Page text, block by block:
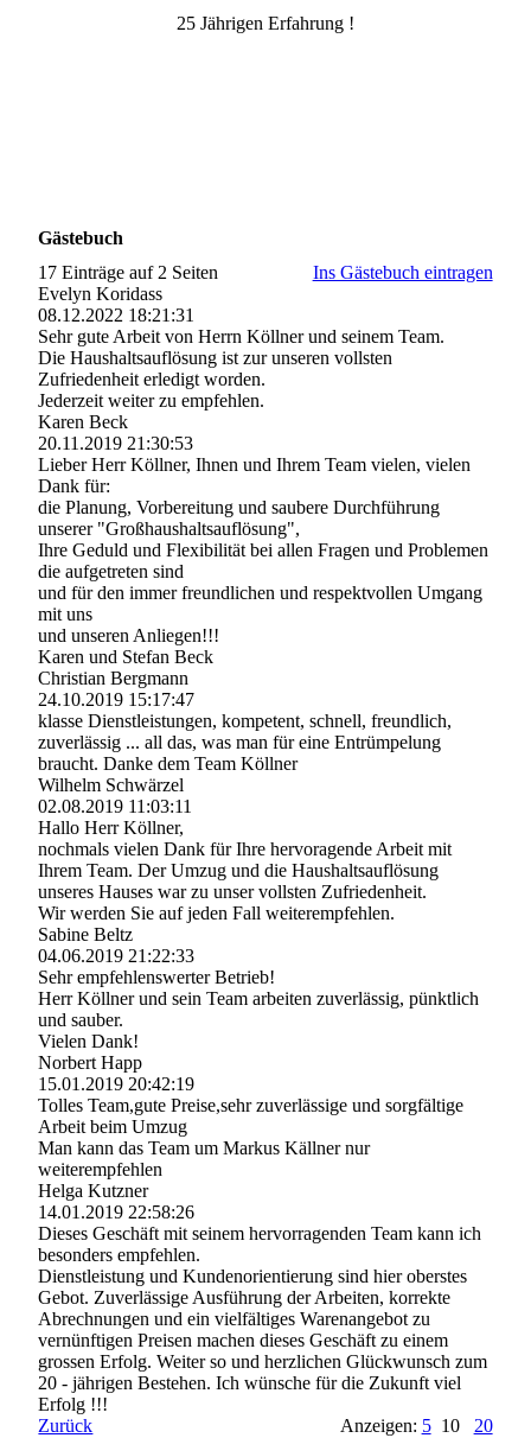
25 Jährigen Erfahrung !
Gästebuch
17 Einträge auf 2 Seiten
Ins Gästebuch eintragen
Evelyn Koridass
08.12.2022 18:21:31
Sehr gute Arbeit von Herrn Köllner und seinem Team.
Die Haushaltsauflösung ist zur unseren vollsten
Zufriedenheit erledigt worden.
Jederzeit weiter zu empfehlen.
Karen Beck
20.11.2019 21:30:53
Lieber Herr Köllner, Ihnen und Ihrem Team vielen, vielen
Dank für:
die Planung, Vorbereitung und saubere Durchführung
unserer "Groß­haushaltsauflö­sung",­
Ihre Geduld und Flexibilität bei allen Fragen und Problemen
die aufgetreten sind
und für den immer freundlichen und respektvollen Umgang
mit uns
und unseren Anliegen!!!
Karen und Stefan Beck
Christian Bergmann
24.10.2019 15:17:47
klasse Dienstleistungen, kompetent, schnell, freundlich,
zuverlässig ... all das, was man für eine Entrümpelung
braucht. Danke dem Team Köllner
Wilhelm Schwärzel
02.08.2019 11:03:11
Hallo Herr Köllner,
nochmals vielen Dank für Ihre hervoragende Arbeit mit
Ihrem Team. Der Umzug und die Haushaltsauflösung
unseres Hauses war zu unser vollsten Zufriedenheit.
Wir werden Sie auf jeden Fall weiterempfehlen.
Sabine Beltz
04.06.2019 21:22:33
Sehr empfehlenswerter Betrieb!
Herr Köllner und sein Team arbeiten zuverlässig, pünktlich
und sauber.
Vielen Dank!
Norbert Happ
15.01.2019 20:42:19
Tolles Team,gute Preise,sehr zuverlässige und sorgfältige
Arbeit beim Umzug
Man kann das Team um Markus Källner nur
weiterempfehlen
Helga Kutzner
14.01.2019 22:58:26
Dieses Geschäft mit seinem hervorragenden Team kann ich
besonders empfehlen.
Dienstleistung und Kundenorientierung sind hier oberstes
Gebot. Zuverlässige Ausführung der Arbeiten, korrekte
Abrechnungen und ein vielfältiges Warenangebot zu
vernünftigen Preisen machen dieses Geschäft zu einem
grossen Erfolg. Weiter so und herzlichen Glückwunsch zum
20 - jährigen Bestehen. Ich wünsche für die Zukunft viel
Erfolg !!!
Zurück
Anzeigen: 510 20